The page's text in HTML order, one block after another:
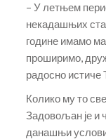
– У летњем
некадашњих
године имамо
проширимо,
радосно истиче
Колико му то
Задовољан је и
данашњи